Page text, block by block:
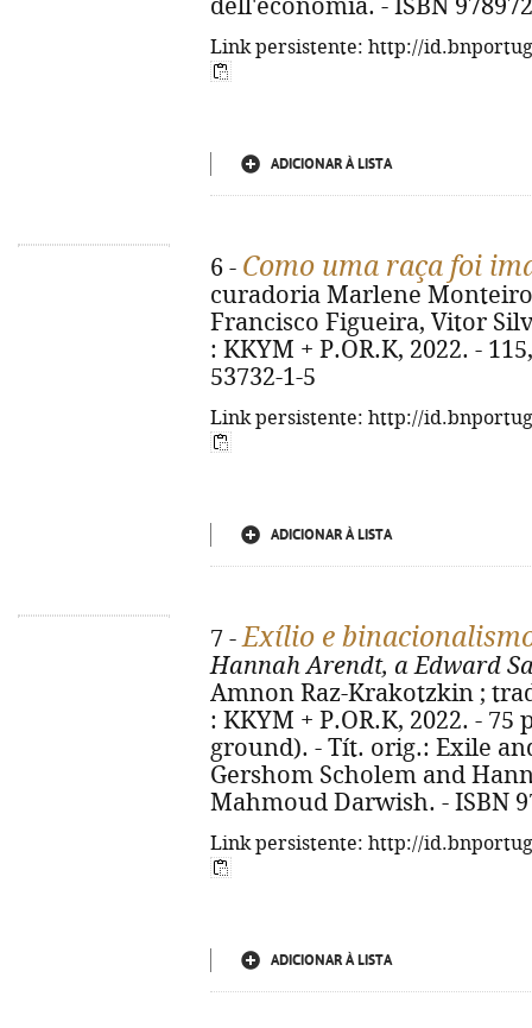
dell'economia. - ISBN
Link persistente: http://
ADICIONAR À LISTA
6 - Como uma raça foi
curadoria Marlene
Francisco Figueira, Vitor
: KKYM + P.OR.K, 2022. -
53732-1-5
Link persistente: http://
ADICIONAR À LISTA
7 -Exílio e
Hannah Arendt, a Edward
Amnon Raz-Krakotzkin ;
: KKYM + P.OR.K, 2022. -
ground). - Tít. orig.: Exile
Gershom Scholem and
Mahmoud Darwish. - ISBN
Link persistente: http://
ADICIONAR À LISTA